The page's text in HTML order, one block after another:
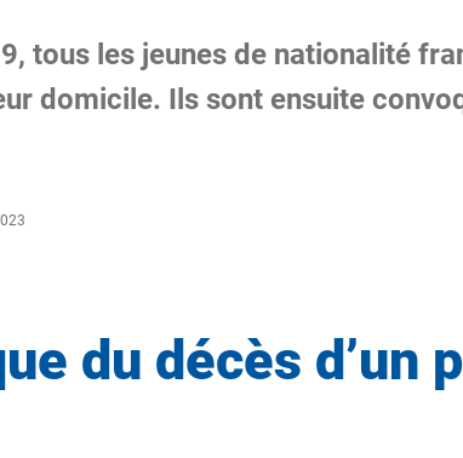
tous les jeunes de nationalité
domicile. Ils sont ensuite
du décès d’un